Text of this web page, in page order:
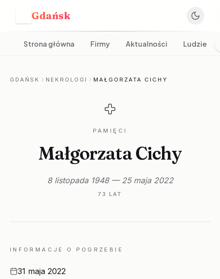
Gdańsk
Strona główna Firmy Aktualności Ludzie
GDAŃSK NEKROLOGI MAŁGORZATA CICHY
PAMIĘCI
Małgorzata Cichy
8 listopada 1948 — 25 maja 2022
73 LAT
INFORMACJE O POGRZEBIE
Data31 maja 2022